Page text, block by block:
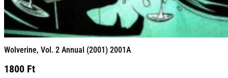
Wolverine, Vol. 2 Annual (2001) 2001A
1800 Ft